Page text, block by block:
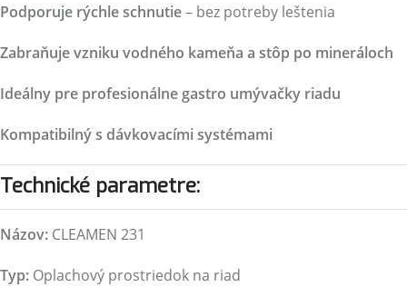
Podporuje rýchle schnutie– bez potreby leštenia
Zabraňuje vzniku vodného kameňa a stôp po mineráloch
Ideálny pre profesionálne gastro umývačky riadu
Kompatibilný s dávkovacími systémami
Technické parametre:
Názov: CLEAMEN 231
Typ: Oplachový prostriedok na riad